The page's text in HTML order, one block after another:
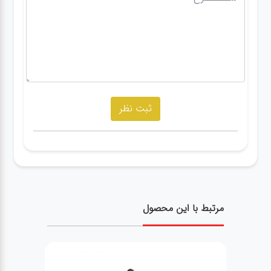
مرتبط با این محصول